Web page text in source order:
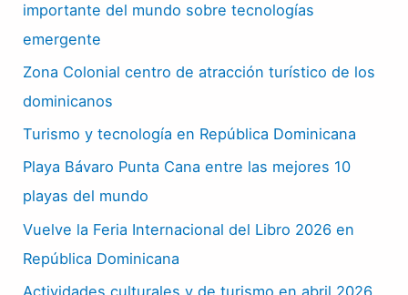
importante del mundo sobre tecnologías
emergente
Zona Colonial centro de atracción turístico de los
dominicanos
Turismo y tecnología en República Dominicana
Playa Bávaro Punta Cana entre las mejores 10
playas del mundo
Vuelve la Feria Internacional del Libro 2026 en
República Dominicana
Actividades culturales y de turismo en abril 2026